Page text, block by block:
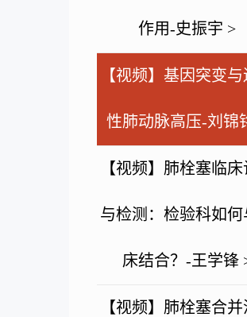
作用-史振宇 >
【视频】基因突变
性肺动脉高压-刘锦
【视频】肺栓塞临
与检测：检验科如何
床结合？-王学锋
【视频】肺栓塞合